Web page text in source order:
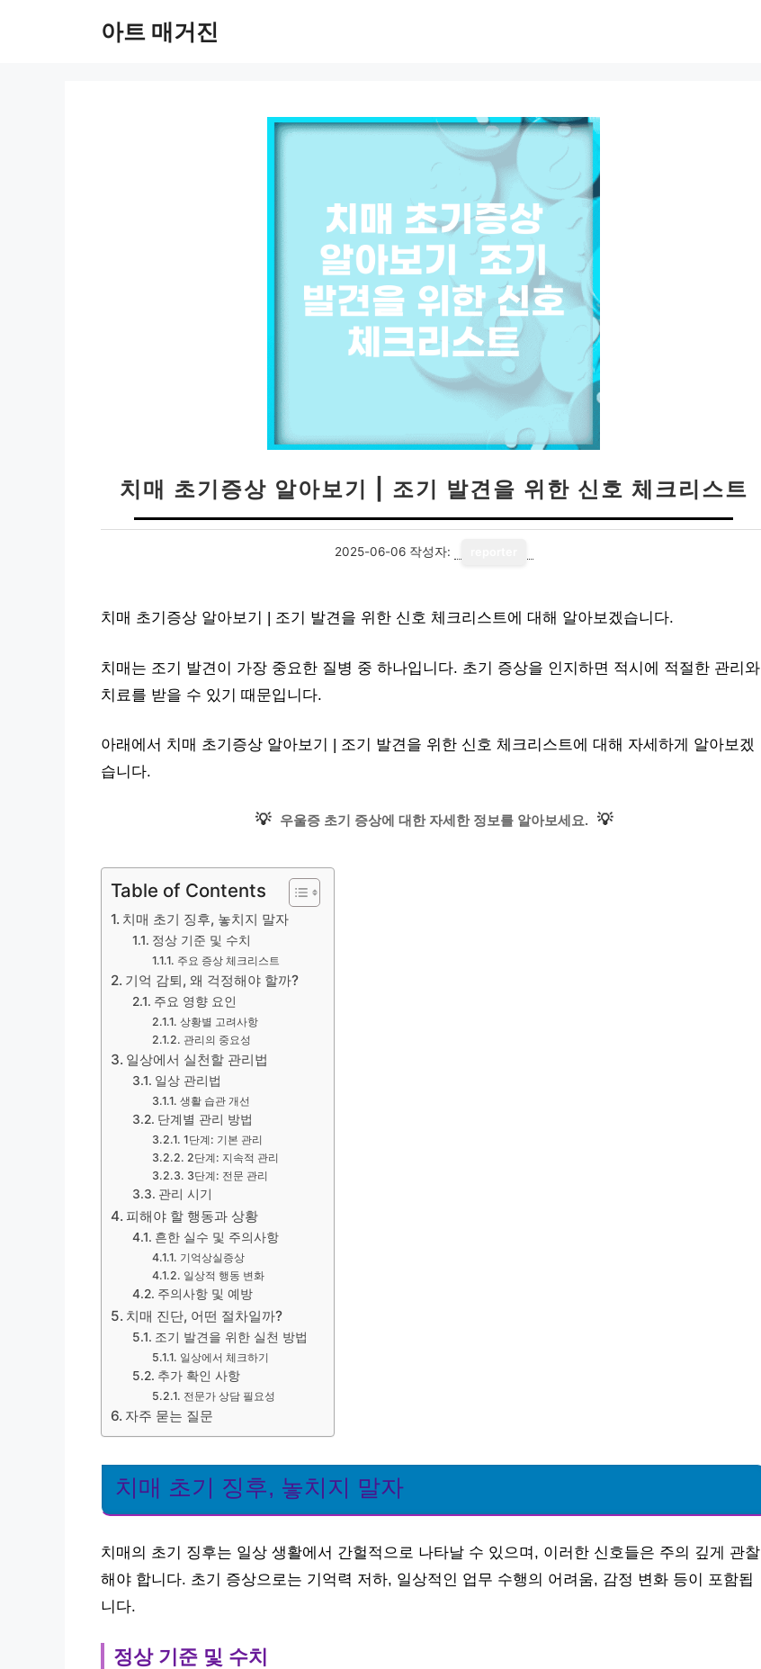
아트 매거진
치매 초기증상 알아보기 | 조기 발견을 위한 신호 체크리스트
2025-06-06 작성자:
치매 초기증상 알아보기 | 조기 발견을 위한 신호 체크리스트에 대해 알아보겠습니다.
치매는 조기 발견이 가장 중요한 질병 중 하나입니다. 초기 증상을 인지하면 적시에 적절한 관리와
치료를 받을 수 있기 때문입니다.
아래에서 치매 초기증상 알아보기 | 조기 발견을 위한 신호 체크리스트에 대해 자세하게 알아보겠
습니다.
💡 우울증 초기 증상에 대한 자세한 정보를 알아보세요. 💡
Table of Contents
치매 초기 징후, 놓치지 말자
정상 기준 및 수치
주요 증상 체크리스트
기억 감퇴, 왜 걱정해야 할까?
주요 영향 요인
상황별 고려사항
관리의 중요성
일상에서 실천할 관리법
일상 관리법
생활 습관 개선
단계별 관리 방법
1단계: 기본 관리
2단계: 지속적 관리
3단계: 전문 관리
관리 시기
피해야 할 행동과 상황
흔한 실수 및 주의사항
기억상실증상
일상적 행동 변화
주의사항 및 예방
치매 진단, 어떤 절차일까?
조기 발견을 위한 실천 방법
일상에서 체크하기
추가 확인 사항
전문가 상담 필요성
자주 묻는 질문
치매 초기 징후, 놓치지 말자
치매의 초기 징후는 일상 생활에서 간헐적으로 나타날 수 있으며, 이러한 신호들은 주의 깊게 관찰
해야 합니다. 초기 증상으로는 기억력 저하, 일상적인 업무 수행의 어려움, 감정 변화 등이 포함됩
니다.
정상 기준 및 수치